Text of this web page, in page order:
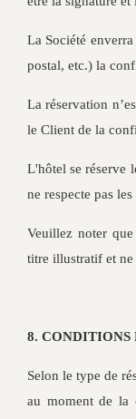
La Société
postal, etc.) la
La réservation
le Client de la
L'hôtel se réserve
ne respecte pas
Veuillez noter
titre illustratif et ne
8. CONDITIONS
Selon le type de
au moment de la